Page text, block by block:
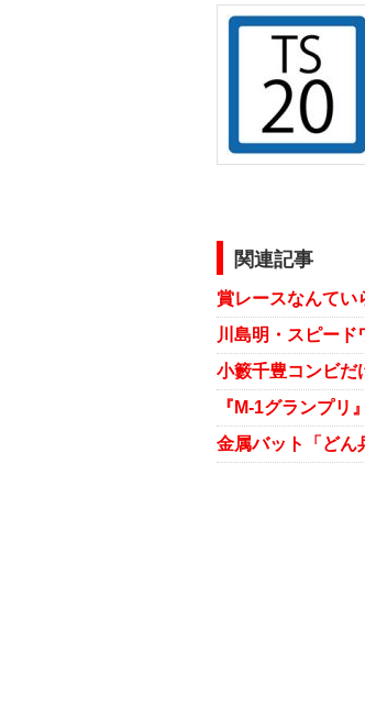
関連記事
川島明・スピー
『M-1グランプリ
金属バット「ど